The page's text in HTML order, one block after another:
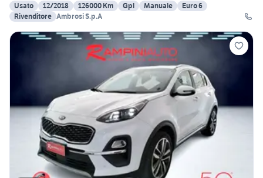
Usato
12/2018 126000 Km Gpl Manuale
Euro 6
Rivenditore Ambrosi S.p.A